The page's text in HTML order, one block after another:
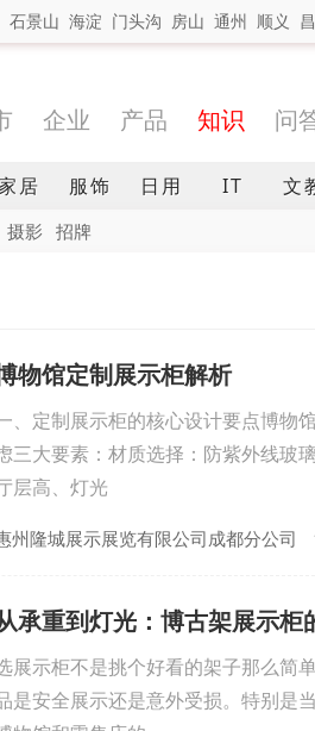
石景山 海淀 门头沟 房山 通州 顺义
企业 产品 知识 问
居 服饰 日用 IT 文
摄影 招牌
物馆定制展示柜解析
、定制展示柜的核心设计要点博物
三大要素：材质选择：防紫外线玻
层高、灯光
州隆城展示展览有限公司成都分公司
承重到灯光：博古架展示柜
展示柜不是挑个好看的架子那么
是安全展示还是意外受损。特别是